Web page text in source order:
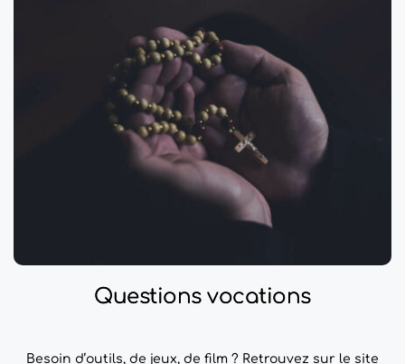
Questions vocations
Besoin d’outils, de jeux, de film ? Retrouvez sur le site